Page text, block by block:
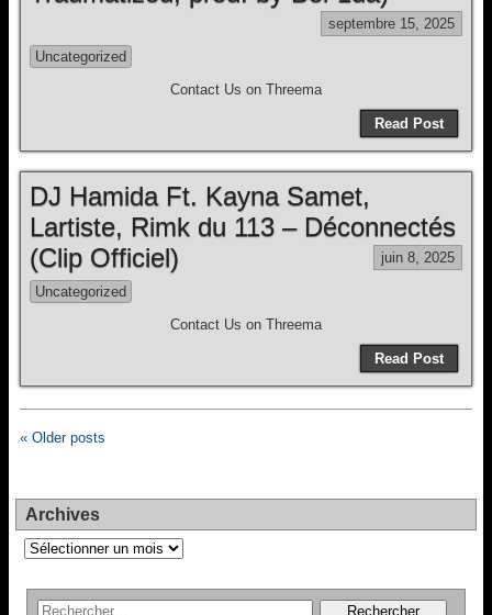
septembre 15, 2025
Uncategorized
Contact Us on Threema
Read Post
DJ Hamida Ft. Kayna Samet,
Lartiste, Rimk du 113 – Déconnectés
(Clip Officiel)
juin 8, 2025
Uncategorized
Contact Us on Threema
Read Post
« Older posts
Archives
Archives